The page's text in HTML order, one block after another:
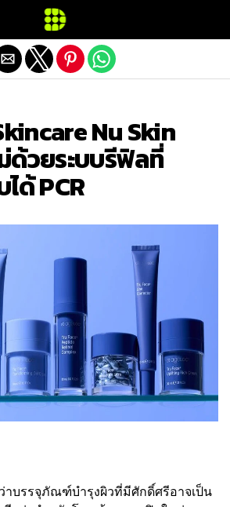
Nu Skin
ด้วยระบบรีฟิลที่
ด้ PCR
าบรรจุภัณฑ์บำรุงผิวที่มีศักดิ์ศรีอาจเป็น
Exit mobile version